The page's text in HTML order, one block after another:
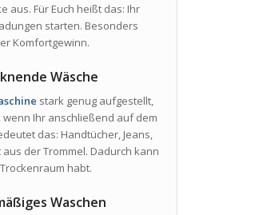
aus. Für Euch heißt das: Ihr
starten. Besonders
Komfortgewinn.
Wäsche
stark genug aufgestellt,
Ihr anschließend auf dem
das: Handtücher, Jeans,
der Trommel. Dadurch kann
habt.
Waschen